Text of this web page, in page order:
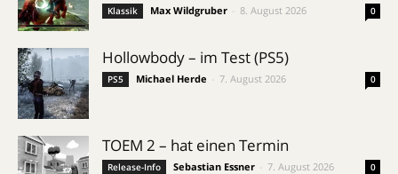
Klassik Max Wildgruber 8. August 2026 0
Hollowbody – im Test (PS5)
PS5 Michael Herde 7. August 2026 0
TOEM 2 – hat einen Termin
Release-Info Sebastian Essner 7. August 2026 0